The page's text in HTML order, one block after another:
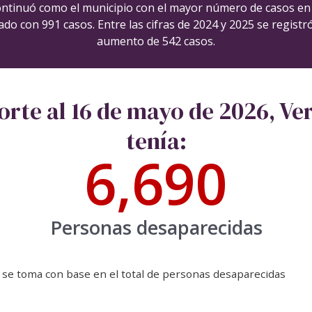
como el municipio con el mayor número de casos
con 991 casos. Entre las cifras de 2024 y 2025 se
aumento de 542 casos.
al 16 de mayo de 2026,
tenía:
6,690
Personas desaparecidas
toma con base en el total de personas desaparecidas